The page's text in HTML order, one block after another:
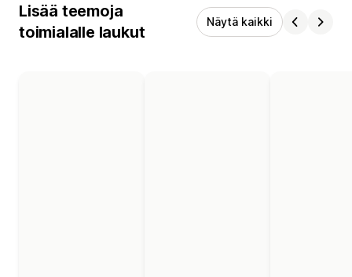
Lisää teemoja
toimialalle laukut
Näytä kaikki